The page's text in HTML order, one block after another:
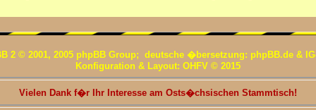
2 © 2001, 2005 phpBB Group; deutsche �bersetzung: phpBB.de &
Konfiguration & Layout: OHFV © 2015
Vielen Dank f�r Ihr Interesse am Osts�chsischen Stammtisch!